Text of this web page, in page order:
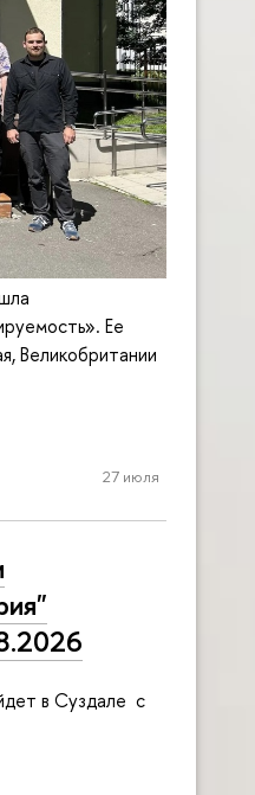
Ее
Великобритании
27 июля
в Суздале с